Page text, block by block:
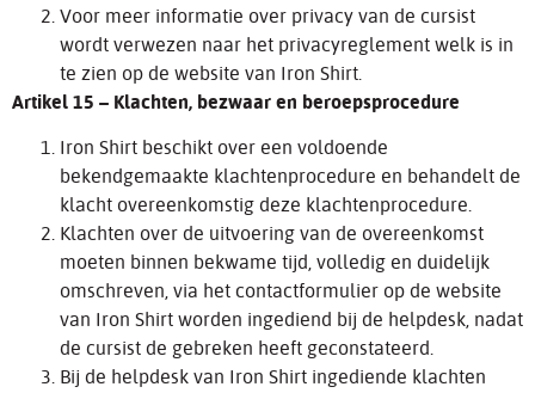
Voor meer informatie over privacy van de cursist
wordt verwezen naar het privacyreglement welk is in
te zien op de website van Iron Shirt.
Artikel 15 – Klachten, bezwaar en beroepsprocedure
Iron Shirt beschikt over een voldoende
bekendgemaakte klachtenprocedure en behandelt de
klacht overeenkomstig deze klachtenprocedure.
Klachten over de uitvoering van de overeenkomst
moeten binnen bekwame tijd, volledig en duidelijk
omschreven, via het contactformulier op de website
van Iron Shirt worden ingediend bij de helpdesk, nadat
de cursist de gebreken heeft geconstateerd.
Bij de helpdesk van Iron Shirt ingediende klachten